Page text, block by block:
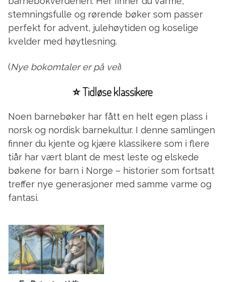
stemningsfulle og rørende bøker som passer
perfekt for advent, julehøytiden og koselige
kvelder med høytlesning.
(Nye bokomtaler er på vei)
⭐ Tidløse klassikere
Noen barnebøker har fått en helt egen plass i
norsk og nordisk barnekultur. I denne samlingen
finner du kjente og kjære klassikere som i flere
tiår har vært blant de mest leste og elskede
bøkene for barn i Norge – historier som fortsatt
treffer nye generasjoner med samme varme og
fantasi.